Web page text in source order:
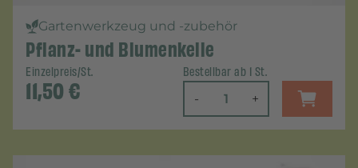
Gartenwerkzeug und -zubehör
Pflanz- und Blumenkelle
Einzelpreis/St.
11,50€
Bestellbar ab 1 St.
- +